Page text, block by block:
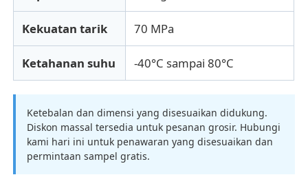
Kekuatan tarik 70 MPa
Ketahanan suhu -40°C sampai 80°C
Ketebalan dan dimensi yang disesuaikan didukung.
Diskon massal tersedia untuk pesanan grosir. Hubungi
kami hari ini untuk penawaran yang disesuaikan dan
permintaan sampel gratis.